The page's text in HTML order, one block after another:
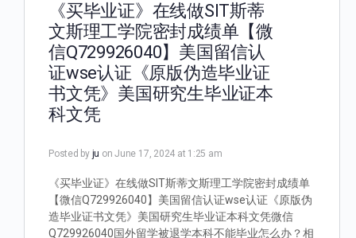
《买毕业证》在线做SIT斯蒂
文斯理工学院密封成绩单【微
信Q729926040】美国留信认
证wse认证《原版伪造毕业证
书文凭》美国研究生毕业证本
科文凭
Posted by ju on June 17, 2024 at 1:25 am
《买毕业证》在线做SIT斯蒂文斯理工学院密封成绩单
【微信Q729926040】美国留信认证wse认证《原版伪
造毕业证书文凭》美国研究生毕业证本科文凭微信
Q729926040国外留学被退学本科不能毕业怎么办？相